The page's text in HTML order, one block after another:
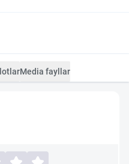
Media fayllar